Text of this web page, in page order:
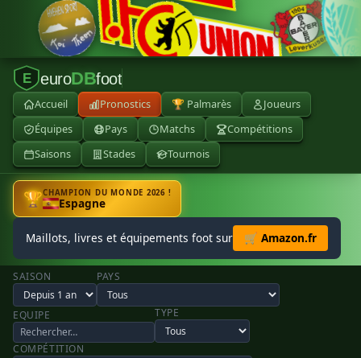
E euroDBfoot
Accueil Pronostics 🏆 Palmarès
Joueurs
Équipes
Pays Matchs
Compétitions
Saisons
Stades Tournois
🏆CHAMPION DU MONDE 2026 !
Espagne
Maillots, livres et équipements foot sur 🛒 Amazon.fr
SAISON PAYS
EQUIPE TYPE
COMPÉTITION